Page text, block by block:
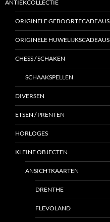
ANTIEKCOLLECTIE
ORIGINELE GEBOORTECADEAUS
ORIGINELE HUWELIJKSCADEAUS
CHESS / SCHAKEN
SCHAAKSPELLEN
DIVERSEN
ETSEN / PRENTEN
HORLOGES
KLEINE OBJECTEN
ANSICHTKAARTEN
DRENTHE
FLEVOLAND